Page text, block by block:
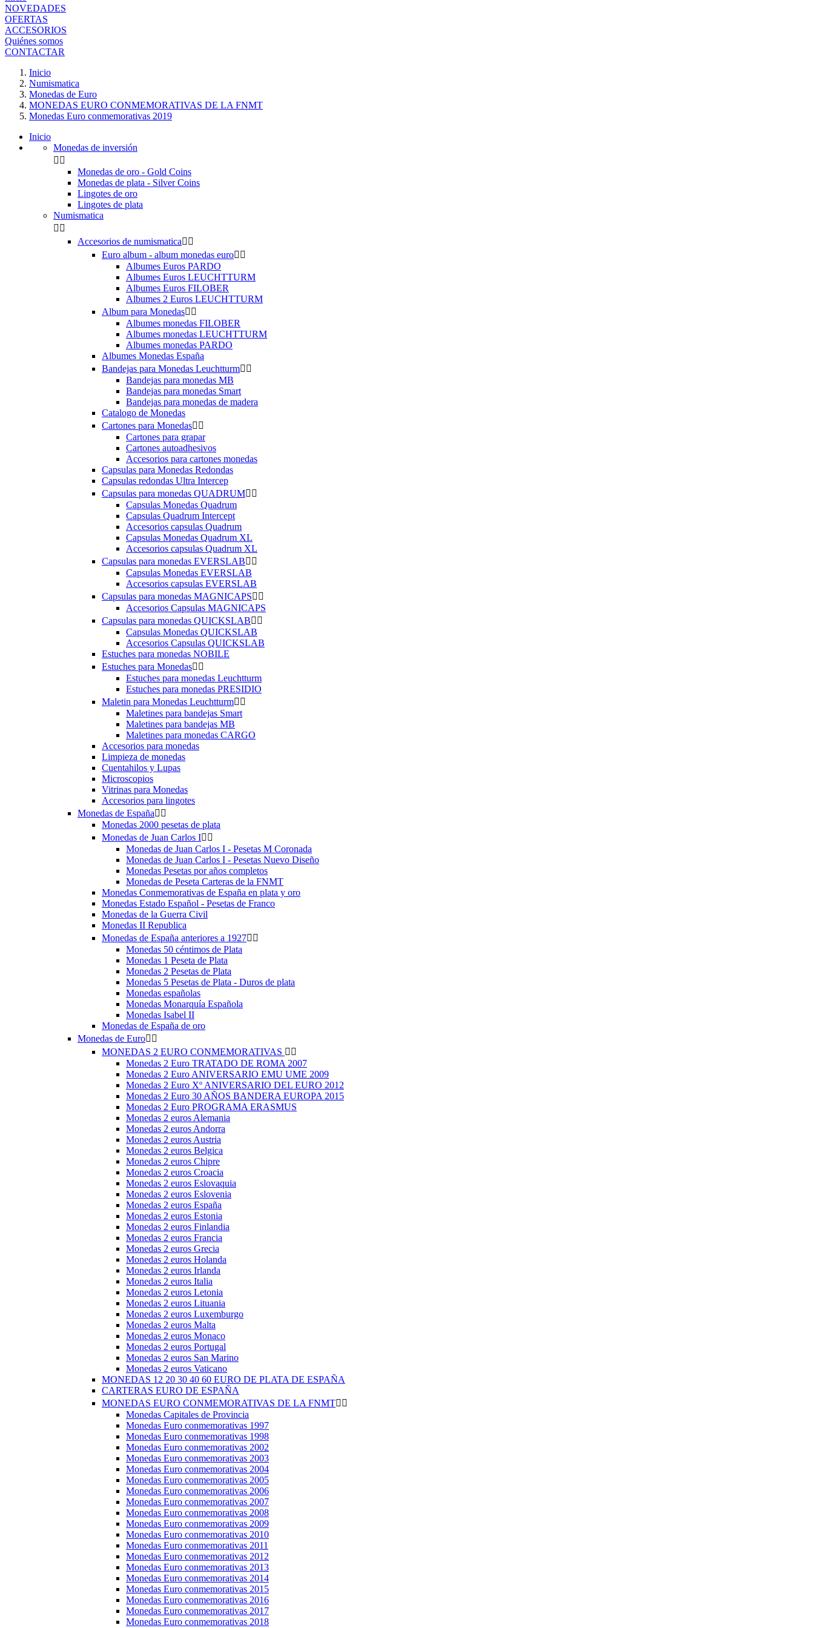
NOVEDADES
OFERTAS
ACCESORIOS
Quiénes somos
CONTACTAR
Inicio
Numismatica
Monedas de Euro
MONEDAS EURO CONMEMORATIVAS DE LA FNMT
Monedas Euro conmemorativas 2019
Inicio
Monedas de inversión
 
Monedas de oro - Gold Coins
Monedas de plata - Silver Coins
Lingotes de oro
Lingotes de plata
Numismatica
 
Accesorios de numismatica 
Euro album - album monedas euro 
Albumes Euros PARDO
Albumes Euros LEUCHTTURM
Albumes Euros FILOBER
Albumes 2 Euros LEUCHTTURM
Album para Monedas 
Albumes monedas FILOBER
Albumes monedas LEUCHTTURM
Albumes monedas PARDO
Albumes Monedas España
Bandejas para Monedas Leuchtturm 
Bandejas para monedas MB
Bandejas para monedas Smart
Bandejas para monedas de madera
Catalogo de Monedas
Cartones para Monedas 
Cartones para grapar
Cartones autoadhesivos
Accesorios para cartones monedas
Capsulas para Monedas Redondas
Capsulas redondas Ultra Intercep
Capsulas para monedas QUADRUM 
Capsulas Monedas Quadrum
Capsulas Quadrum Intercept
Accesorios capsulas Quadrum
Capsulas Monedas Quadrum XL
Accesorios capsulas Quadrum XL
Capsulas para monedas EVERSLAB 
Capsulas Monedas EVERSLAB
Accesorios capsulas EVERSLAB
Capsulas para monedas MAGNICAPS 
Accesorios Capsulas MAGNICAPS
Capsulas para monedas QUICKSLAB 
Capsulas Monedas QUICKSLAB
Accesorios Capsulas QUICKSLAB
Estuches para monedas NOBILE
Estuches para Monedas 
Estuches para monedas Leuchtturm
Estuches para monedas PRESIDIO
Maletin para Monedas Leuchtturm 
Maletines para bandejas Smart
Maletines para bandejas MB
Maletines para monedas CARGO
Accesorios para monedas
Limpieza de monedas
Cuentahilos y Lupas
Microscopios
Vitrinas para Monedas
Accesorios para lingotes
Monedas de España 
Monedas 2000 pesetas de plata
Monedas de Juan Carlos I 
Monedas de Juan Carlos I - Pesetas M Coronada
Monedas de Juan Carlos I - Pesetas Nuevo Diseño
Monedas Pesetas por años completos
Monedas de Peseta Carteras de la FNMT
Monedas Conmemorativas de España en plata y oro
Monedas Estado Español - Pesetas de Franco
Monedas de la Guerra Civil
Monedas II Republica
Monedas de España anteriores a 1927 
Monedas 50 céntimos de Plata
Monedas 1 Peseta de Plata
Monedas 2 Pesetas de Plata
Monedas 5 Pesetas de Plata - Duros de plata
Monedas españolas
Monedas Monarquía Española
Monedas Isabel II
Monedas de España de oro
Monedas de Euro 
MONEDAS 2 EURO CONMEMORATIVAS  
Monedas 2 Euro TRATADO DE ROMA 2007
Monedas 2 Euro ANIVERSARIO EMU UME 2009
Monedas 2 Euro Xº ANIVERSARIO DEL EURO 2012
Monedas 2 Euro 30 AÑOS BANDERA EUROPA 2015
Monedas 2 Euro PROGRAMA ERASMUS
Monedas 2 euros Alemania
Monedas 2 euros Andorra
Monedas 2 euros Austria
Monedas 2 euros Belgica
Monedas 2 euros Chipre
Monedas 2 euros Croacia
Monedas 2 euros Eslovaquia
Monedas 2 euros Eslovenia
Monedas 2 euros España
Monedas 2 euros Estonia
Monedas 2 euros Finlandia
Monedas 2 euros Francia
Monedas 2 euros Grecia
Monedas 2 euros Holanda
Monedas 2 euros Irlanda
Monedas 2 euros Italia
Monedas 2 euros Letonia
Monedas 2 euros Lituania
Monedas 2 euros Luxemburgo
Monedas 2 euros Malta
Monedas 2 euros Monaco
Monedas 2 euros Portugal
Monedas 2 euros San Marino
Monedas 2 euros Vaticano
MONEDAS 12 20 30 40 60 EURO DE PLATA DE ESPAÑA
CARTERAS EURO DE ESPAÑA
MONEDAS EURO CONMEMORATIVAS DE LA FNMT 
Monedas Capitales de Provincia
Monedas Euro conmemorativas 1997
Monedas Euro conmemorativas 1998
Monedas Euro conmemorativas 2002
Monedas Euro conmemorativas 2003
Monedas Euro conmemorativas 2004
Monedas Euro conmemorativas 2005
Monedas Euro conmemorativas 2006
Monedas Euro conmemorativas 2007
Monedas Euro conmemorativas 2008
Monedas Euro conmemorativas 2009
Monedas Euro conmemorativas 2010
Monedas Euro conmemorativas 2011
Monedas Euro conmemorativas 2012
Monedas Euro conmemorativas 2013
Monedas Euro conmemorativas 2014
Monedas Euro conmemorativas 2015
Monedas Euro conmemorativas 2016
Monedas Euro conmemorativas 2017
Monedas Euro conmemorativas 2018